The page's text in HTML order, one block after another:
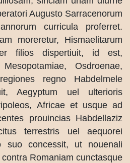
Augusto Sarracenorum
curricula proferret.
moreretur, Hismaelitarum
filios dispertiuit, id est,
Osdroenae,
regno Habdelmele
Aegyptum uel ulterioris
Africae et usque ad
prouincias Habdellaziz
terrestris uel aequorei
suo concessit, ut nouenali
Romaniam cunctasque